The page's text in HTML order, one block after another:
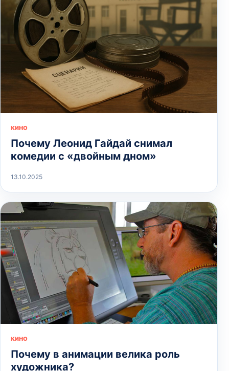
КИНО
Почему Леонид Гайдай снимал
комедии с «двойным дном»
13.10.2025
КИНО
Почему в анимации велика роль
художника?